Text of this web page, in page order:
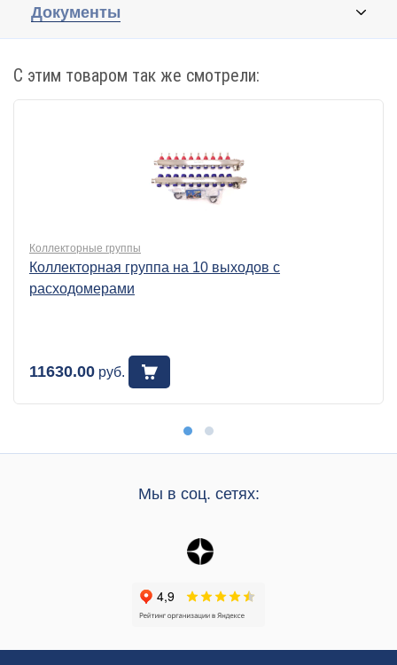
Документы
С этим товаром так же смотрели:
Коллекторные группы
Коллекторная группа на 10 выходов с
расходомерами
11630.00 руб.
Мы в соц. сетях: